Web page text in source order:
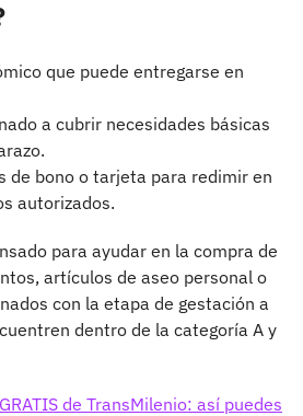
que puede entregarse en
a cubrir necesidades básicas
de bono o tarjeta para redimir en
autorizados.
para ayudar en la compra de
artículos de aseo personal o
con la etapa de gestación a
dentro de la categoría A y
de TransMilenio: así puedes